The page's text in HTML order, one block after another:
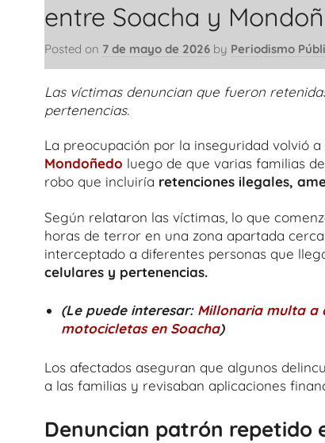
entre Soacha y
Posted on 7 de mayo de 2026 by Periodismo
Las víctimas denuncian que fueron
pertenencias.
La preocupación por la inseguridad volvió
Mondoñedo luego de que varias familias
robo que incluiría retenciones ilegales,
Según relataron las víctimas, lo que
horas de terror en una zona apartada
interceptado a diferentes personas que
celulares y pertenencias.
(Le puede interesar: Millonaria multa a
motocicletas en Soacha)
Los afectados aseguran que algunos
a las familias y revisaban aplicaciones
Denuncian patrón repetido